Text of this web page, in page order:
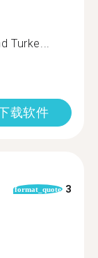
Turke...
载软件
format_quote 3